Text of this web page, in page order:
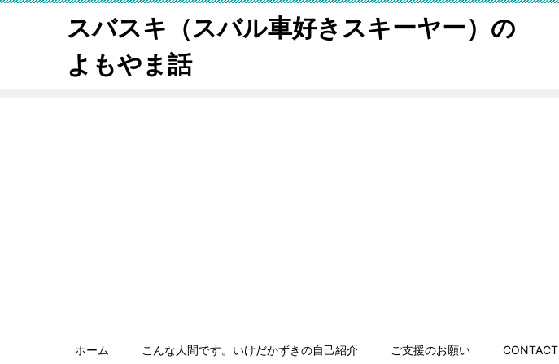
スバスキ（スバル車好きスキーヤー）の
よもやま話
ホーム こんな人間です。いけだかずきの自己紹介 ご支援のお願い CONTACT